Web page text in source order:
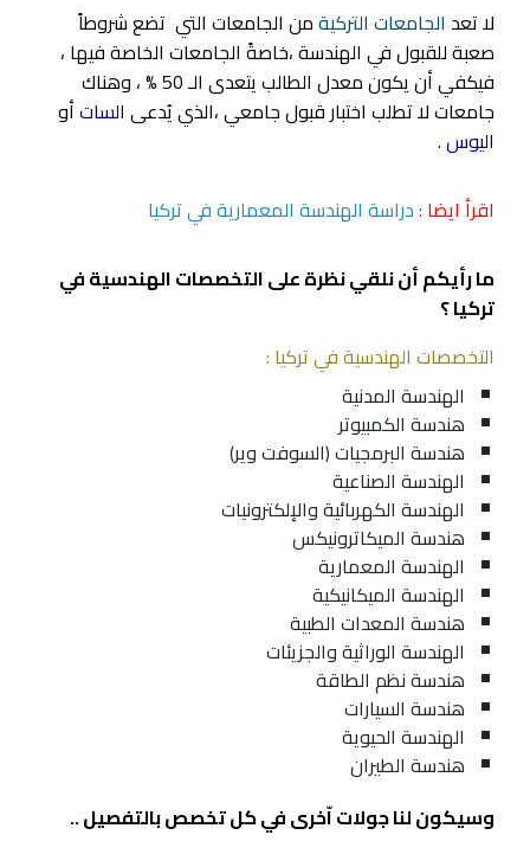
لا تعد الجامعات التركيةمن الجامعات التي تضع شروطاً
صعبة للقبول في الهندسة ،خاصةً الجامعات الخاصة فيها ،
فيكفي أن يكون معدل الطالب يتعدى الـ 50 % ، وهناك
جامعات لا تطلب اختبار قبول جامعي ،الذي يُدعى الساتأو
اليوس.
اقرأ ايضا :دراسة الهندسة المعمارية في تركيا
ما رأيكم أن نلقي نظرة على التخصصات الهندسية في
تركيا ؟
التخصصات الهندسية في تركيا :
الهندسة المدنية
هندسة الكمبيوتر
هندسة البرمجيات(السوفت وير)
الهندسة الصناعية
الهندسة الكهربائية والإلكترونيات
هندسة الميكاترونيكس
الهندسة المعمارية
الهندسة الميكانيكية
هندسة المعدات الطبية
الهندسة الوراثية والجزيئات
هندسة نظم الطاقة
هندسة السيارات
الهندسة الحيوية
هندسة الطيران
وسيكون لنا جولات اّخرى في كل تخصص بالتفصيل ..